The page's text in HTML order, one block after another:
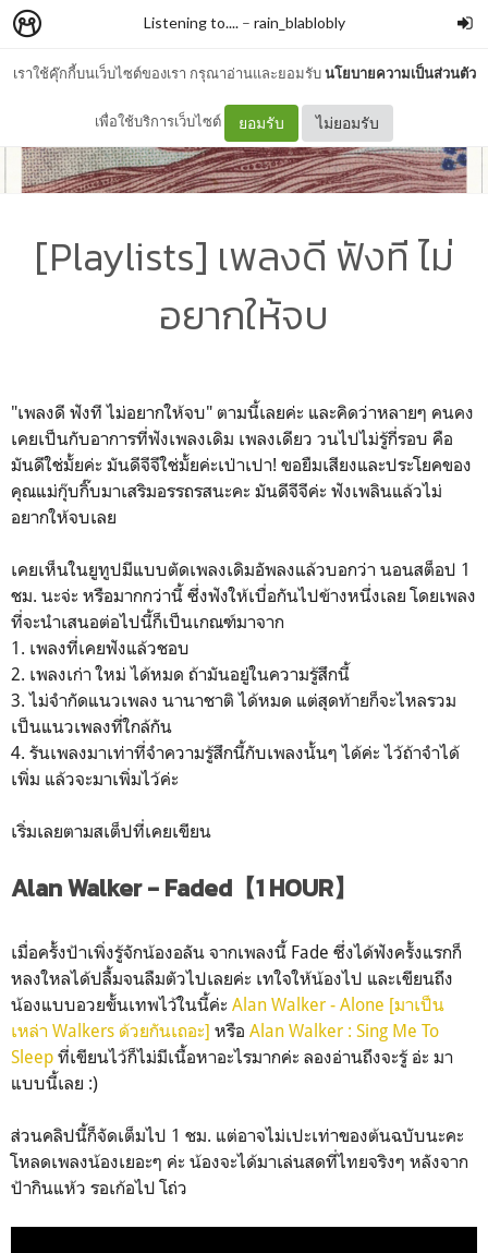
เราใช้คุ๊กกี้บนเว็บไซต์ของเรา กรุณาอ่านและยอมรับนโยบายความเป็นส่วนตัว
เพื่อใช้บริการเว็บไซต์ ยอมรับ ไม่ยอมรับ
Listening to....– rain_blablobly
[Playlists] เพลงดี ฟังที ไม่
อยากให้จบ
"เพลงดี ฟังที ไม่อยากให้จบ" ตามนี้เลยค่ะ และคิดว่าหลายๆ คนคง
เคยเป็นกับอาการที่ฟังเพลงเดิม เพลงเดียว วนไปไม่รู้กี่รอบ คือ
มันดีใช่มั้ยค่ะ มันดีจีจีใช่มั้ยค่ะเป่าเปา! ขอยืมเสียงและประโยคของ
คุณแม่กุ๊บกิ๊บมาเสริมอรรถรสนะคะ มันดีจีจีค่ะ ฟังเพลินแล้วไม่
อยากให้จบเลย
เคยเห็นในยูทูปมีแบบตัดเพลงเดิมอัพลงแล้วบอกว่า นอนสต็อป 1
ชม. นะจ่ะ หรือมากกว่านี้ ซึ่งฟังให้เบื่อกันไปข้างหนึ่งเลย โดยเพลง
ที่จะนำเสนอต่อไปนี้ก็เป็นเกณฑ์มาจาก
1. เพลงที่เคยฟังแล้วชอบ
2. เพลงเก่า ใหม่ ได้หมด ถ้ามันอยู่ในความรู้สึกนี้
3. ไม่จำกัดแนวเพลง นานาชาติ ได้หมด แต่สุดท้ายก็จะไหลรวม
เป็นแนวเพลงที่ใกล้กัน
4. รันเพลงมาเท่าที่จำความรู้สึกนี้กับเพลงนั้นๆ ได้ค่ะ ไว้ถ้าจำได้
เพิ่ม แล้วจะมาเพิ่มไว้ค่ะ
เริ่มเลยตามสเต็ปที่เคยเขียน
Alan Walker - Faded【1 HOUR】
เมื่อครั้งป้าเพิ่งรู้จักน้องอลัน จากเพลงนี้ Fade ซึ่งได้ฟังครั้งแรกก็
หลงใหลได้ปลื้มจนลืมตัวไปเลยค่ะ เทใจให้น้องไป และเขียนถึง
น้องแบบอวยขั้นเทพไว้ในนี้ค่ะ Alan Walker - Alone [มาเป็น
เหล่า Walkers ด้วยกันเถอะ] หรือ Alan Walker : Sing Me To
Sleep ที่เขียนไว้ก็ไม่มีเนื้อหาอะไรมากค่ะ ลองอ่านถึงจะรู้ อ่ะ มา
แบบนี้เลย :)
ส่วนคลิปนี้ก็จัดเต็มไป 1 ชม. แต่อาจไม่เปะเท่าของต้นฉบับนะคะ
โหลดเพลงน้องเยอะๆ ค่ะ น้องจะได้มาเล่นสดที่ไทยจริงๆ หลังจาก
ป้ากินแห้ว รอเก้อไป โถ่ว